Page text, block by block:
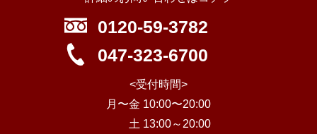
0120-59-3782
047-323-6700
<受付時間>
月〜金 10:00〜20:00
土 13:00～20:00